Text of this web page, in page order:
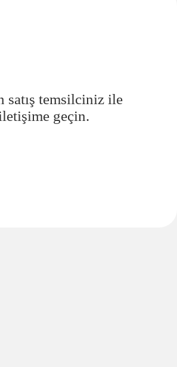
satış temsilciniz ile
geçin.